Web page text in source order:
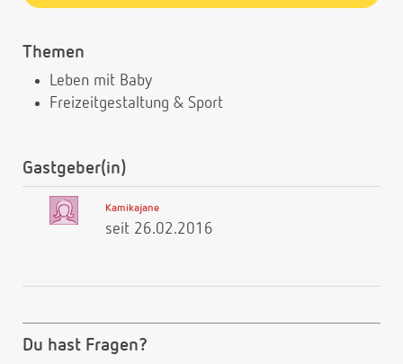
Themen
Leben mit Baby
Freizeitgestaltung & Sport
Gastgeber(in)
Kamikajane
seit 26.02.2016
Du hast Fragen?